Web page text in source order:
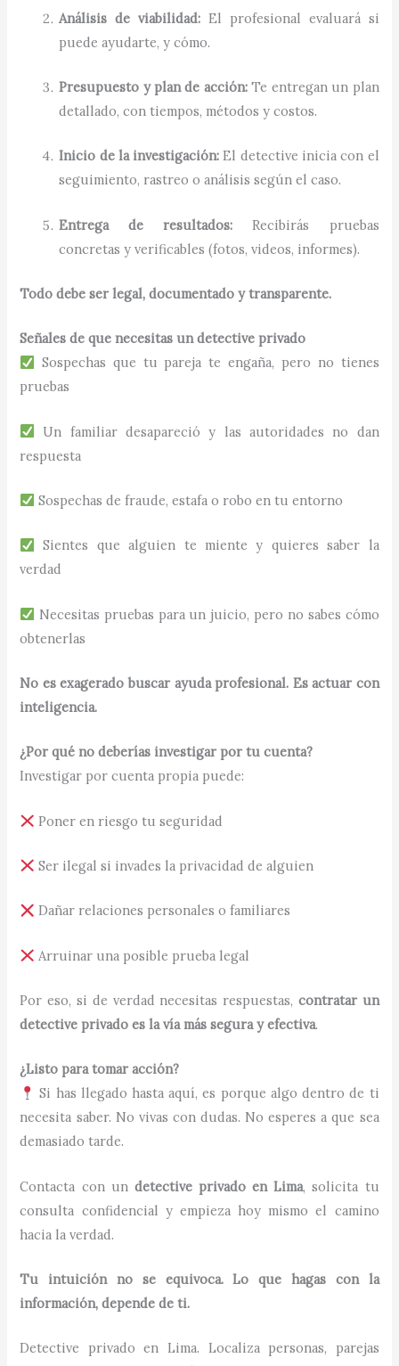
Análisis de viabilidad: El profesional evaluará si
puede ayudarte, y cómo.
Presupuesto y plan de acción:Te entregan un plan
detallado, con tiempos, métodos y costos.
Inicio de la investigación: El detective inicia con el
seguimiento, rastreo o análisis según el caso.
Entrega de resultados: Recibirás pruebas
concretas y verificables (fotos, videos, informes).
Todo debe ser legal, documentado y transparente.
Señales de que necesitas un detective privado
Sospechas que tu pareja te engaña, pero no tienes
pruebas
Un familiar desapareció y las autoridades no dan
respuesta
Sospechas de fraude, estafa o robo en tu entorno
Sientes que alguien te miente y quieres saber la
verdad
Necesitas pruebas para un juicio, pero no sabes cómo
obtenerlas
No es exagerado buscar ayuda profesional. Es actuar con
inteligencia.
¿Por qué no deberías investigar por tu cuenta?
Investigar por cuenta propia puede:
Poner en riesgo tu seguridad
Ser ilegal si invades la privacidad de alguien
Dañar relaciones personales o familiares
Arruinar una posible prueba legal
Por eso, si de verdad necesitas respuestas, contratar un
detective privado es la vía más segura y efectiva.
¿Listo para tomar acción?
Si has llegado hasta aquí, es porque algo dentro de ti
necesita saber. No vivas con dudas. No esperes a que sea
demasiado tarde.
Contacta con un detective privado en Lima, solicita tu
consulta confidencial y empieza hoy mismo el camino
hacia la verdad.
Tu intuición no se equivoca. Lo que hagas con la
información, depende de ti.
Detective privado en Lima. Localiza personas, parejas